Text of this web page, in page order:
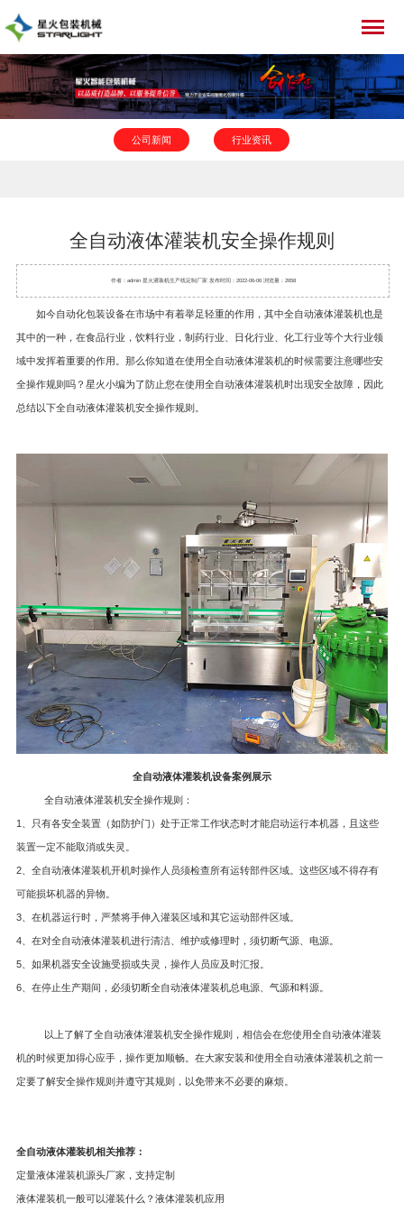
公司新闻 行业资讯
全自动液体灌装机安全操作规则
作者：admin 星火灌装机生产线定制厂家 发布时间：2022-06-06 浏览量：2658
如今自动化包装设备在市场中有着举足轻重的作用，其中全自动液体灌装机也是
其中的一种，在食品行业，饮料行业，制药行业、日化行业、化工行业等个大行业领
域中发挥着重要的作用。那么你知道在使用全自动液体灌装机的时候需要注意哪些安
全操作规则吗？星火小编为了防止您在使用全自动液体灌装机时出现安全故障，因此
总结以下全自动液体灌装机安全操作规则。
全自动液体灌装机设备案例展示
全自动液体灌装机安全操作规则：
1、只有各安全装置（如防护门）处于正常工作状态时才能启动运行本机器，且这些
装置一定不能取消或失灵。
2、全自动液体灌装机开机时操作人员须检查所有运转部件区域。这些区域不得存有
可能损坏机器的异物。
3、在机器运行时，严禁将手伸入灌装区域和其它运动部件区域。
4、在对全自动液体灌装机进行清洁、维护或修理时，须切断气源、电源。
5、如果机器安全设施受损或失灵，操作人员应及时汇报。
6、在停止生产期间，必须切断全自动液体灌装机总电源、气源和料源。
以上了解了全自动液体灌装机安全操作规则，相信会在您使用全自动液体灌装
机的时候更加得心应手，操作更加顺畅。在大家安装和使用全自动液体灌装机之前一
定要了解安全操作规则并遵守其规则，以免带来不必要的麻烦。
全自动液体灌装机相关推荐：
定量液体灌装机源头厂家，支持定制
液体灌装机一般可以灌装什么？液体灌装机应用